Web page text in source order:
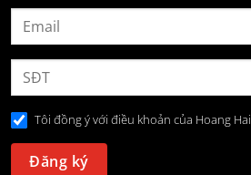
Tôi đồng ý với điều khoản của Hoang Hai